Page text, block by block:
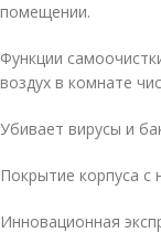
помещении.
Функции
воздух в комнате
Убивает вирусы и
Покрытие корпуса c
Инновационная